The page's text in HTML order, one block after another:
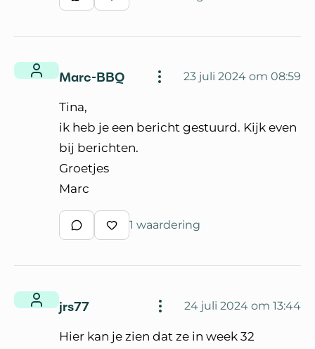
Schrijf een reactie
Waardeer reactie
Marc-BBQ 23 juli 2024 om 08:59
Tina,
ik heb je een bericht gestuurd. Kijk even
bij berichten.
Groetjes
Marc
Schrijf een reactie
Waardeer reactie
1 waardering
jrs77 24 juli 2024 om 13:44
Hier kan je zien dat ze in week 32